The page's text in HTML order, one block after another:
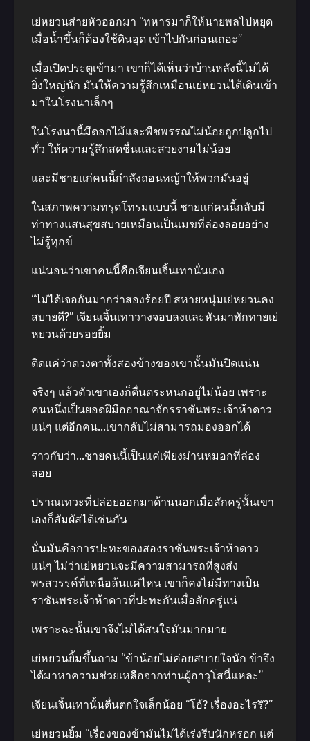
เย่หยวนส่ายหัวออกมา “ทหารมาก็ให้นายพลไปหยุด
เมื่อน้ำขึ้นก็ต้องใช้ดินอุด เข้าไปกันก่อนเถอะ”
เมื่อเปิดประตูเข้ามา เขาก็ได้เห็นว่าบ้านหลังนี้ไม่ได้
ยิ่งใหญ่นัก มันให้ความรู้สึกเหมือนเย่หยวนได้เดินเข้า
มาในโรงนาเล็กๆ
ในโรงนานี้มีดอกไม้และพืชพรรณไม่น้อยถูกปลูกไป
ทั่ว ให้ความรู้สึกสดชื่นและสวยงามไม่น้อย
และมีชายแก่คนนี้กำลังถอนหญ้าให้พวกมันอยู่
ในสภาพความทรุดโทรมแบบนี้ ชายแก่คนนี้กลับมี
ท่าทางแสนสุขสบายเหมือนเป็นเมฆที่ล่องลอยอย่าง
ไม่รู้ทุกข์
แน่นอนว่าเขาคนนี้คือเจียนเจิ้นเทานั่นเอง
“ไม่ได้เจอกันมากว่าสองร้อยปี สหายหนุ่มเย่หยวนคง
สบายดี?” เจียนเจิ้นเทาวางจอบลงและหันมาทักทายเย่
หยวนด้วยรอยยิ้ม
ติดแค่ว่าดวงตาทั้งสองข้างของเขานั้นมันปิดแน่น
จริงๆ แล้วตัวเขาเองก็ตื่นตระหนกอยู่ไม่น้อย เพราะ
คนหนึ่งเป็นยอดฝีมืออาณาจักรราชันพระเจ้าห้าดาว
แน่ๆ แต่อีกคน…เขากลับไม่สามารถมองออกได้
ราวกับว่า…ชายคนนี้เป็นแค่เพียงม่านหมอกที่ล่อง
ลอย
ปราณเทวะที่ปล่อยออกมาด้านนอกเมื่อสักครู่นั้นเขา
เองก็สัมผัสได้เช่นกัน
นั่นมันคือการปะทะของสองราชันพระเจ้าห้าดาว
แน่ๆ ไม่ว่าเย่หยวนจะมีความสามารถที่สูงส่ง
พรสวรรค์ที่เหนือล้นแค่ไหน เขาก็คงไม่มีทางเป็น
ราชันพระเจ้าห้าดาวที่ปะทะกันเมื่อสักครู่แน่
เพราะฉะนั้นเขาจึงไม่ได้สนใจมันมากมาย
เย่หยวนยิ้มขึ้นถาม “ข้าน้อยไม่ค่อยสบายใจนัก ข้าจึง
ได้มาหาความช่วยเหลือจากท่านผู้อาวุโสนี่แหละ”
เจียนเจิ้นเทานั้นตื่นตกใจเล็กน้อย “โอ้? เรื่องอะไรรึ?”
เย่หยวนยิ้ม “เรื่องของข้ามันไม่ได้เร่งรีบนักหรอก แต่